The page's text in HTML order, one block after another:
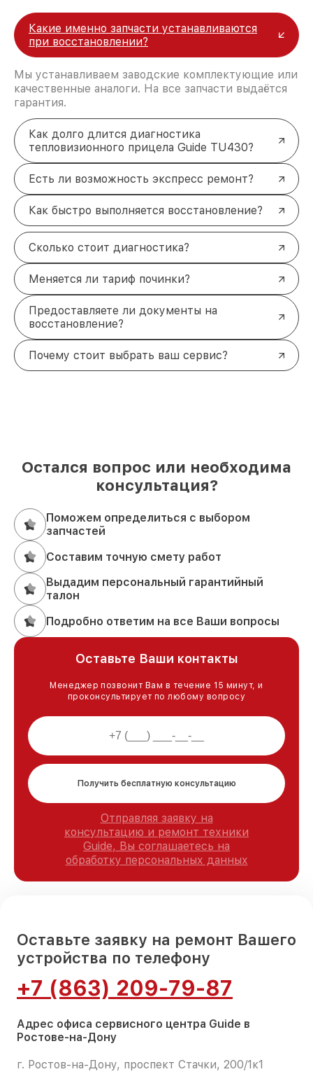
Какие именно запчасти устанавливаются
при восстановлении?
Мы устанавливаем заводские комплектующие или
качественные аналоги. На все запчасти выдаётся
гарантия.
Как долго длится диагностика
тепловизионного прицела Guide TU430?
Есть ли возможность экспресс ремонт?
Как быстро выполняется восстановление?
Сколько стоит диагностика?
Меняется ли тариф починки?
Предоставляете ли документы на
восстановление?
Почему стоит выбрать ваш сервис?
Остался вопрос или необходима
консультация?
Поможем определиться с выбором
запчастей
Составим точную смету работ
Выдадим персональный гарантийный
талон
Подробно ответим на все Ваши вопросы
Оставьте Ваши контакты
Менеджер позвонит Вам в течение 15 минут, и
проконсультирует по любому вопросу
Получить бесплатную консультацию
Отправляя заявку на
консультацию и ремонт техники
Guide, Вы соглашаетесь на
обработку персональных данных
Оставьте заявку на ремонт Вашего
устройства по телефону
+7 (863) 209-79-87
Адрес офиса сервисного центра Guide в
Ростове-на-Дону
г. Ростов-на-Дону, проспект Стачки, 200/1к1